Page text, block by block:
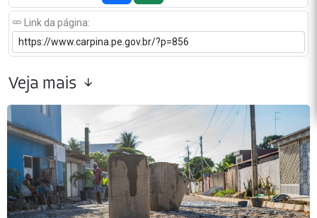
Link da página:
Veja mais